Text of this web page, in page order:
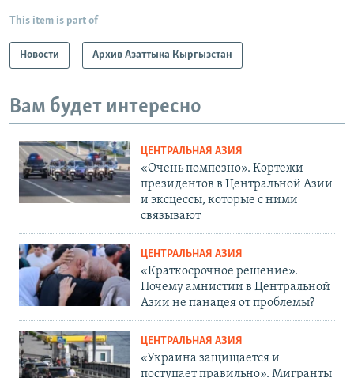
This item is part of
Новости Архив Азаттыка Кыргызстан
Вам будет интересно
ЦЕНТРАЛЬНАЯ АЗИЯ
«Очень помпезно». Кортежи
президентов в Центральной Азии
и эксцессы, которые с ними
связывают
ЦЕНТРАЛЬНАЯ АЗИЯ
«Краткосрочное решение».
Почему амнистии в Центральной
Азии не панацея от проблемы?
ЦЕНТРАЛЬНАЯ АЗИЯ
«Украина защищается и
поступает правильно». Мигранты